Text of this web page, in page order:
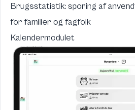
Brugsstatistik: sporing af
for familier og fagfolk
Kalendermodulet